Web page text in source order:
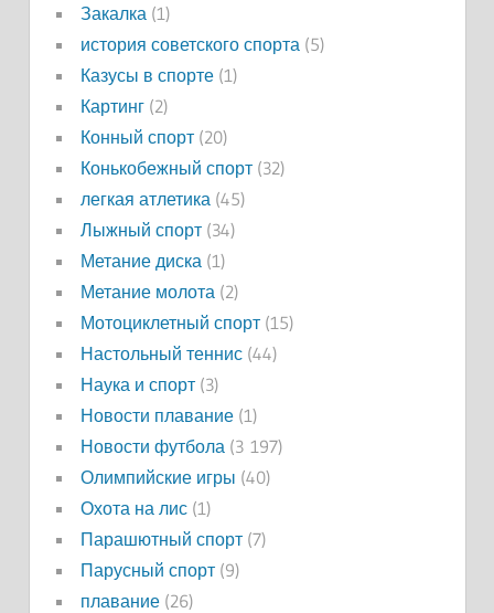
Закалка (1)
история советского спорта (5)
Казусы в спорте(1)
Картинг(2)
Конный спорт(20)
Конькобежный спорт(32)
легкая атлетика (45)
Лыжный спорт(34)
Метание диска (1)
Метание молота (2)
Мотоциклетный спорт(15)
Настольный теннис(44)
Наука и спорт(3)
Новости плавание(1)
Новости футбола (3 197)
Олимпийские игры (40)
Охота на лис(1)
Парашютный спорт(7)
Парусный спорт(9)
плавание(26)